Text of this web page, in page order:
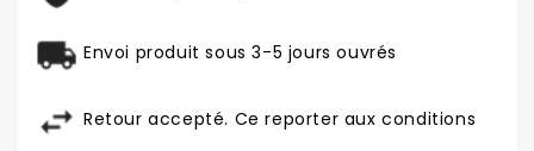
Envoi produit sous 3-5 jours ouvrés
Retour accepté. Ce reporter aux conditions